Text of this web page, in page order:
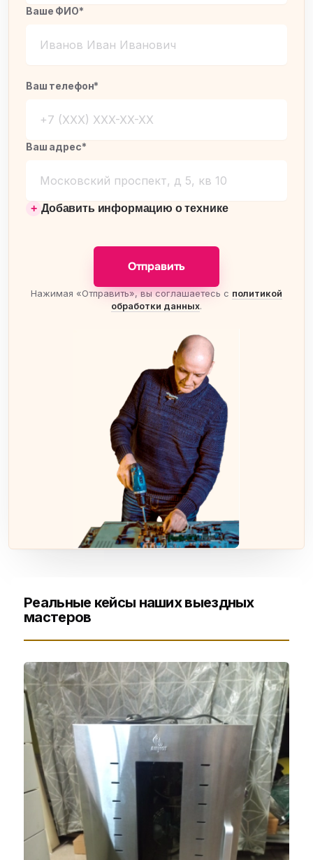
Ваше ФИО*
Ваш телефон*
Ваш адрес*
Добавить информацию о технике
Отправить
Нажимая «Отправить», вы соглашаетесь с политикой
обработки данных.
Реальные кейсы наших выездных
мастеров